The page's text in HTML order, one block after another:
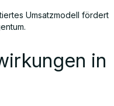
Umsatzmodell fördert
in